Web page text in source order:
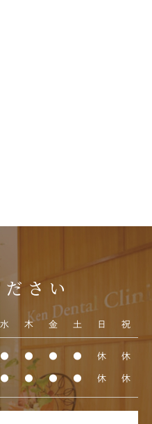
さい
水 木 金 土 日 祝
● ● ● ● 休 休
● ● ● ● 休 休